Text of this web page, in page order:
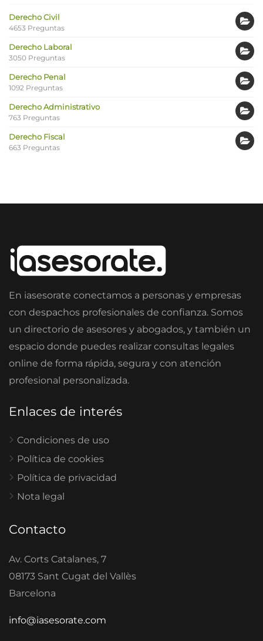
Derecho Civil
4653 Preguntas
Derecho Laboral
3050 Preguntas
Derecho Penal
1092 Preguntas
Derecho Administrativo
763 Preguntas
Derecho Fiscal
663 Preguntas
En iasesorate conectamos a personas y empresas
con despachos profesionales de confianza. Somos
un directorio de asesores y abogados, y también un
espacio donde puedes realizar consultas legales
online de forma rápida, segura y con atención
profesional personalizada.
Enlaces de interés
Condiciones de uso
Política de cookies
Política de privacidad
Nota legal
Contacto
Av. Corts Catalanes, 7
08173 Sant Cugat del Vallès
Barcelona
info@iasesorate.com